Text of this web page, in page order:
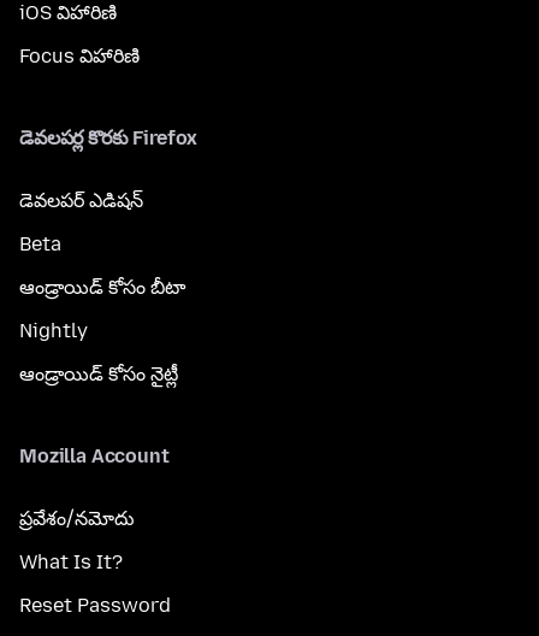
iOS విహారిణి
Focus విహారిణి
డెవలపర్ల కొరకు Firefox
డెవలపర్ ఎడిషన్
Beta
ఆండ్రాయిడ్ కోసం బీటా
Nightly
ఆండ్రాయిడ్ కోసం నైట్లీ
Mozilla Account
ప్రవేశం/నమోదు
What Is It?
Reset Password